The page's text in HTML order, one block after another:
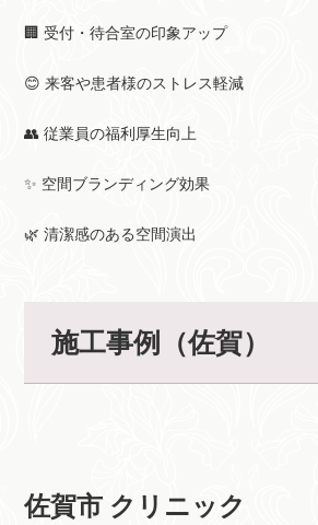
🏢 受付・待合室の印象アップ
😊 来客や患者様のストレス軽減
👥 従業員の福利厚生向上
✨ 空間ブランディング効果
🌿 清潔感のある空間演出
施工事例（佐賀）
佐賀市 クリニック